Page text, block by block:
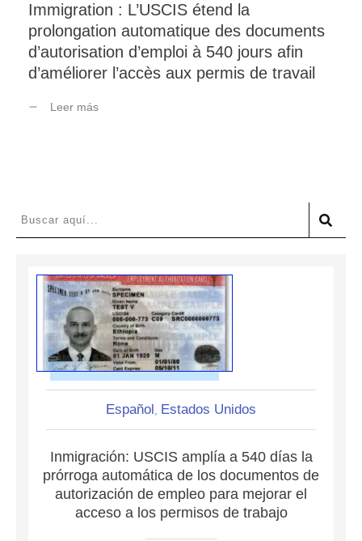
Immigration : L’USCIS étend la
prolongation automatique des documents
d’autorisation d’emploi à 540 jours afin
d’améliorer l’accès aux permis de travail
Leer más
Español , Estados Unidos
Inmigración: USCIS amplía a 540 días la
prórroga automática de los documentos de
autorización de empleo para mejorar el
acceso a los permisos de trabajo